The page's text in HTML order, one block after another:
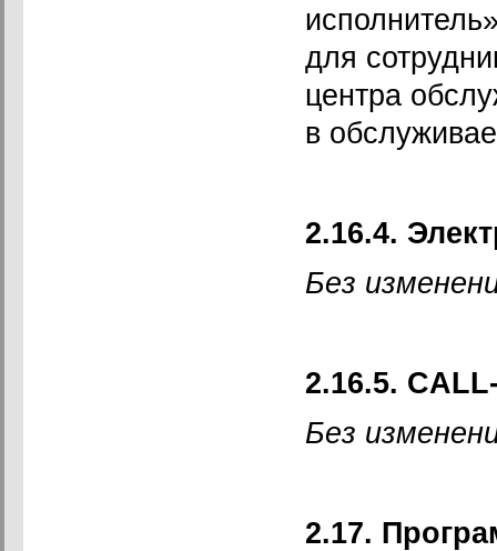
для
центра
в
2.16.4.
Без
2.16.5.
Без
2.17.